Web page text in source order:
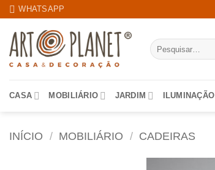
Skip
content
WHATSAPP
Pesquisar
por:
CASA MOBILIÁRIO JARDIM ILUMINAÇÃO
INÍCIO / MOBILIÁRIO / CADEIRAS